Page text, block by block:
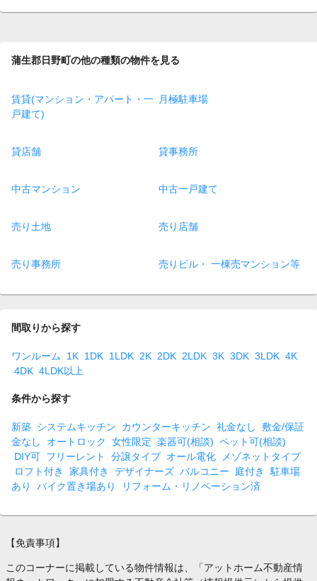
蒲生郡日野町の他の種類の物件を見る
賃貸(マンション・アパート・一
戸建て)
月極駐車場
貸店舗 貸事務所
中古マンション 中古一戸建て
売り土地 売り店舗
売り事務所 売りビル・ 一棟売マンション等
間取りから探す
ワンルーム 1K 1DK 1LDK 2K 2DK 2LDK 3K 3DK 3LDK 4K
4DK 4LDK以上
条件から探す
新築 システムキッチン カウンターキッチン 礼金なし
敷金/保証
金なし
オートロック 女性限定 楽器可(相談) ペット可(相談)
DIY可 フリーレント 分譲タイプ オール電化
メゾネットタイプ
ロフト付き
家具付き デザイナーズ バルコニー 庭付き
駐車場
あり
バイク置き場あり リフォーム・リノベーション済
【免責事項】
このコーナーに掲載している物件情報は、「アットホーム不動産情